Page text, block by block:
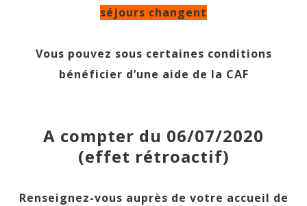
séjours changent
Vous pouvez sous certaines conditions
bénéficier d’une aide de la CAF
A compter du 06/07/2020
(effet rétroactif)
Renseignez-vous auprès de votre accueil de